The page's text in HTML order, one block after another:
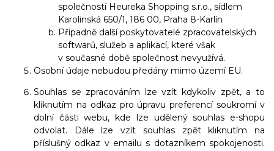
společností Heureka Shopping s.r.o., sídlem
Karolinská 650/1, 186 00, Praha 8-Karlín
Případně další poskytovatelé zpracovatelských
softwarů, služeb a aplikací, které však
v současné době společnost nevyužívá.
Osobní údaje nebudou předány mimo území EU.
Souhlas se zpracováním lze vzít kdykoliv zpět, a to
kliknutím na odkaz pro úpravu preferencí soukromí v
dolní části webu, kde lze udělený souhlas e-shopu
odvolat. Dále lze vzít souhlas zpět kliknutím na
příslušný odkaz v emailu s dotazníkem spokojenosti.